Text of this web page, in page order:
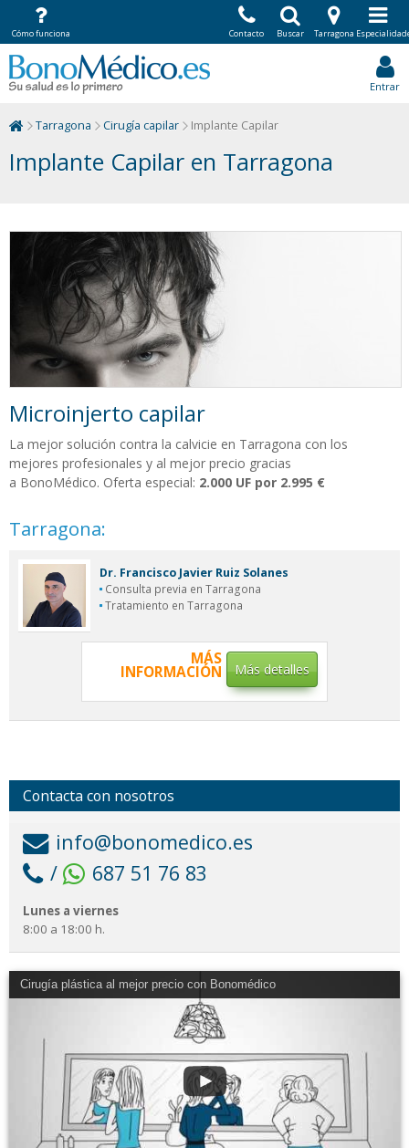
Entrar
Tarragona Cirugía capilar Implante Capilar
Implante Capilar en Tarragona
Microinjerto capilar
La mejor solución contra la calvicie en Tarragona con los
mejores profesionales y al mejor precio gracias
a BonoMédico. Oferta especial: 2.000 UF por 2.995 €
Tarragona:
Dr. Francisco Javier Ruiz Solanes
Consulta previa en Tarragona
Tratamiento en Tarragona
MÁS
INFORMACIÓN Más detalles
Contacta con nosotros
info@bonomedico.es
/
687 51 76 83
Lunes a viernes
8:00 a 18:00 h.
Cirugía plástica al mejor precio con Bonomédico
Cómo funciona Contacto Buscar Tarragona